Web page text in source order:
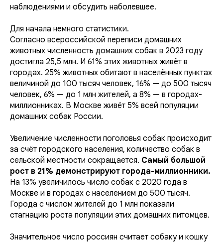
наблюдениями и обсудить наболевшее.
Для начала немного статистики.
Согласно всероссийской переписи домашних
животных численность домашних собак в 2023 году
достигла 25,5 млн. И 61% этих животных живёт в
городах. 25% животных обитают в населённых пунктах
величиной до 100 тысяч человек, 16% — до 500 тысяч
человек, 6% — до 1 млн жителей, а 8% — в городах-
миллионниках. В Москве живёт 5% всей популяции
домашних собак России.
Увеличение численности поголовья собак происходит
за счёт городского населения, количество собак в
сельской местности сокращается. Самый большой
рост в 21% демонстрируют города-миллионники.
На 13% увеличилось число собак с 2020 года в
Москве и в городах с населением до 500 тысяч.
Города с числом жителей до 1 млн показали
стагнацию роста популяции этих домашних питомцев.
Значительное число россиян считает собаку и кошку